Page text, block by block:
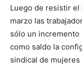
Luego de resistir el
marzo las
sólo un
como saldo la
sindical de